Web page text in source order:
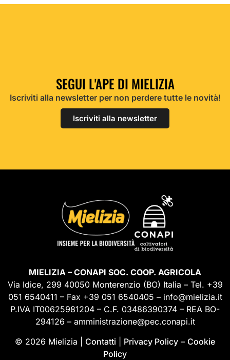
SEGUI L'APE DI MIELIZIA
Iscriviti alla newsletter per non perdere tutte le novità!
Iscriviti alla newsletter
MIELIZIA – CONAPI SOC. COOP. AGRICOLA
Via Idice, 299 40050 Monterenzio (BO) Italia – Tel. +39
051 6540411 – Fax +39 051 6540405 – info@mielizia.it
P.IVA IT00625981204 – C.F. 03486390374 – REA BO-
294126 – amministrazione@pec.conapi.it
© 2026 Mielizia | Contatti Privacy Policy – Cookie
Policy